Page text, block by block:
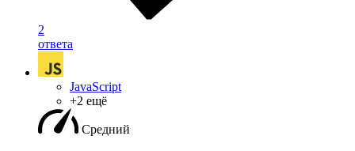
2
ответа
JavaScript
+2 ещё
Средний